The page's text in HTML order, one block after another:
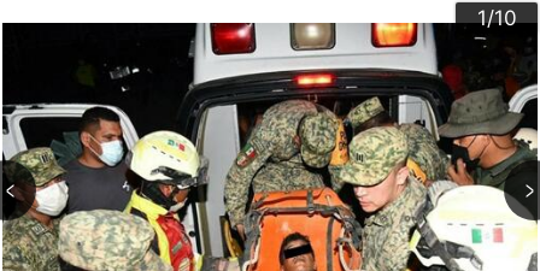
1/10
2/10
3/10
4/10
5/10
6/10
7/10
8/10
9/10
10/10